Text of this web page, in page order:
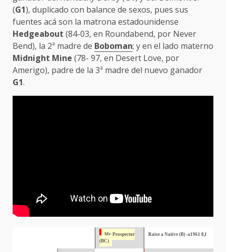
(G1), duplicado con balance de sexos, pues sus
fuentes acá son la matrona estadounidense
Hedgeabout (84-03, en Roundabend, por Never
Bend), la 2ª madre de Boboman; y en el lado materno
Midnight Mine (78- 97, en Desert Love, por
Amerigo), padre de la 3ª madre del nuevo ganador
G1.
Mr. Prospector
(BC)
Raise a Native (B) -a1961 8,f